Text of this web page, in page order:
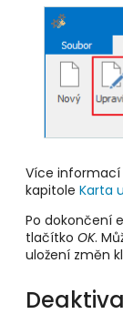
Více informací
kapitole Karta
Po dokončení
tlačítko OK.
uložení změn